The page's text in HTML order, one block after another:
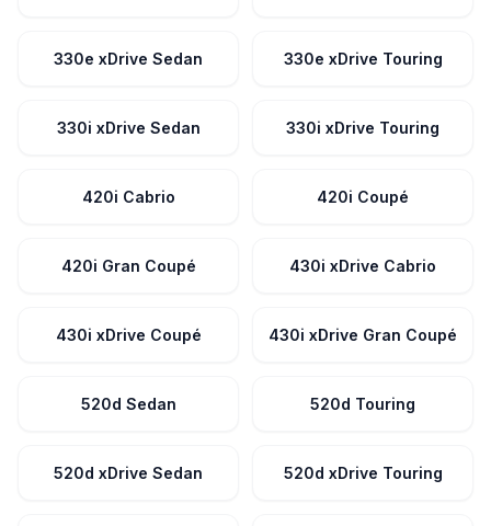
330e xDrive Sedan 330e xDrive Touring
330i xDrive Sedan 330i xDrive Touring
420i Cabrio 420i Coupé
420i Gran Coupé 430i xDrive Cabrio
430i xDrive Coupé 430i xDrive Gran Coupé
520d Sedan 520d Touring
520d xDrive Sedan 520d xDrive Touring